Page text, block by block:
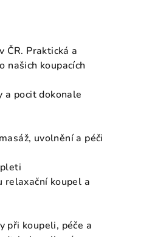
ČR. Praktická a
našich koupacích
a pocit dokonale
uvolnění a péči
relaxační koupel a
při koupeli, péče a